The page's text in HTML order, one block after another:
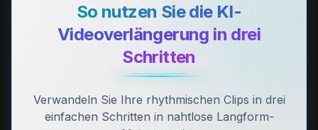
So nutzen Sie die KI-
Videoverlängerung in drei
Schritten
Verwandeln Sie Ihre rhythmischen Clips in drei
einfachen Schritten in nahtlose Langform-